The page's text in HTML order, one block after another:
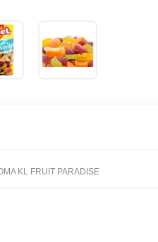
KL FRUIT PARADISE